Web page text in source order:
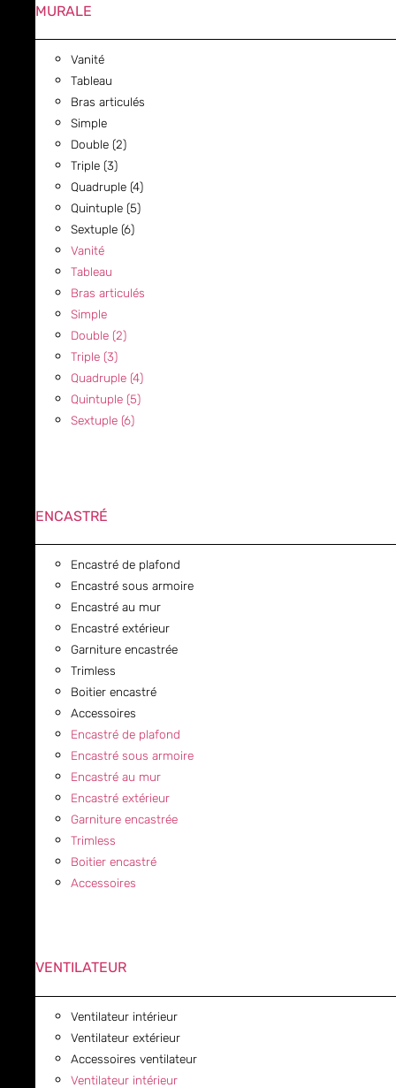
MURALE
Vanité
Tableau
Bras articulés
Simple
Double (2)
Triple (3)
Quadruple (4)
Quintuple (5)
Sextuple (6)
Vanité
Tableau
Bras articulés
Simple
Double (2)
Triple (3)
Quadruple (4)
Quintuple (5)
Sextuple (6)
ENCASTRÉ
Encastré de plafond
Encastré sous armoire
Encastré au mur
Encastré extérieur
Garniture encastrée
Trimless
Boitier encastré
Accessoires
Encastré de plafond
Encastré sous armoire
Encastré au mur
Encastré extérieur
Garniture encastrée
Trimless
Boitier encastré
Accessoires
VENTILATEUR
Ventilateur intérieur
Ventilateur extérieur
Accessoires ventilateur
Ventilateur intérieur